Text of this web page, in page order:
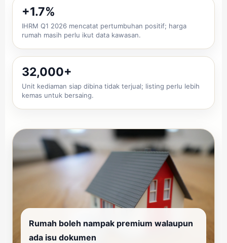
+1.7%
IHRM Q1 2026 mencatat pertumbuhan positif; harga
rumah masih perlu ikut data kawasan.
32,000+
Unit kediaman siap dibina tidak terjual; listing perlu lebih
kemas untuk bersaing.
Rumah boleh nampak premium walaupun
ada isu dokumen